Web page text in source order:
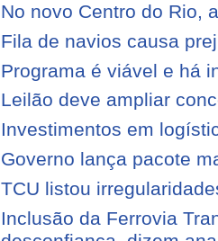
No novo Centro do Rio,
Fila de navios causa
Programa é viável e há
Leilão deve ampliar
Investimentos em
Governo lança pacote
TCU listou
Inclusão da Ferrovia